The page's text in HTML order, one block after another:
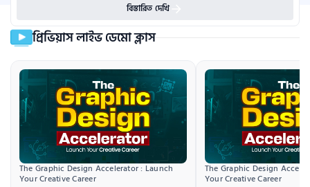
বিস্তারিত দেখি
প্রিভিয়াস লাইভ ডেমো ক্লাস
The Graphic Design Accelerator : Launch
Your Creative Career
The Graphic Design
Your Creative Career